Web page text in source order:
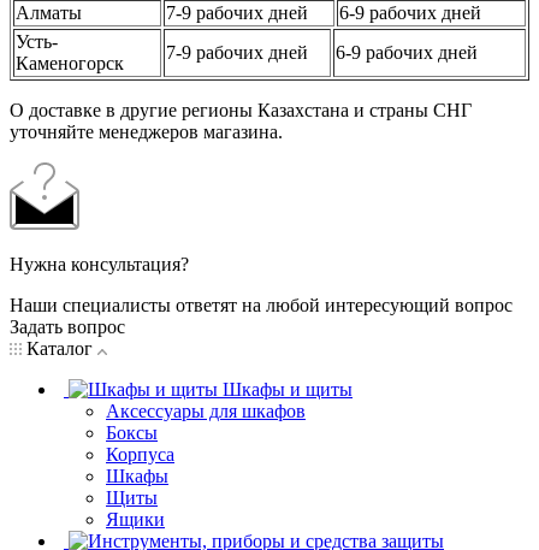
Алматы
7-9 рабочих дней
6-9 рабочих дней
Усть-
Каменогорск
7-9 рабочих дней 6-9 рабочих дней
О доставке в другие регионы Казахстана и страны СНГ
уточняйте менеджеров магазина.
Нужна консультация?
Наши специалисты ответят на любой интересующий вопрос
Задать вопрос
Каталог
Шкафы и щиты
Аксессуары для шкафов
Боксы
Корпуса
Шкафы
Щиты
Ящики